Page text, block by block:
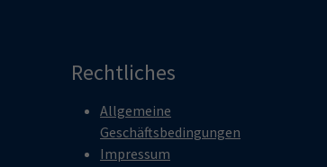
Rechtliches
Allgemeine
Geschäftsbedingungen
Impressum